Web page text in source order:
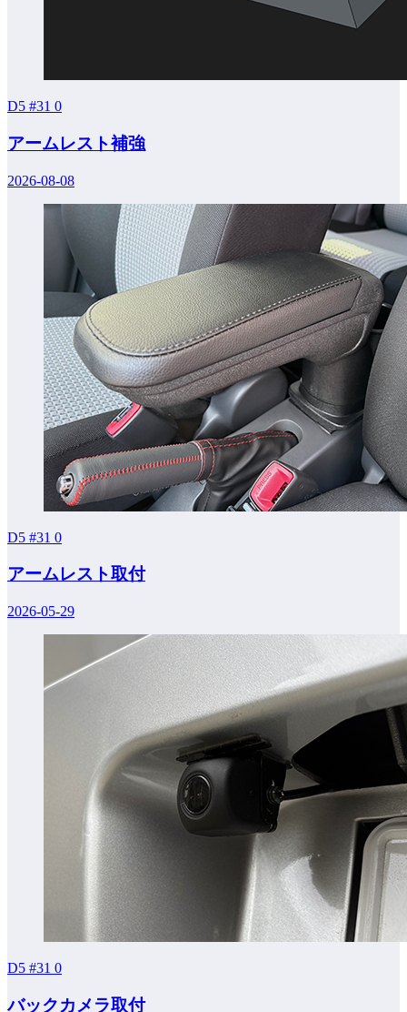
D5 #31 0
アームレスト補強
2026-08-08
D5 #31 0
アームレスト取付
2026-05-29
D5 #31 0
バックカメラ取付